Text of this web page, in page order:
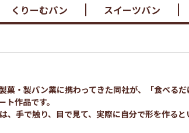
くりーむパン スイーツパン
菓・製パン業に携わってきた同社が、「食べる
作品です。
、手で触り、目で見て、実際に自分で形を作る